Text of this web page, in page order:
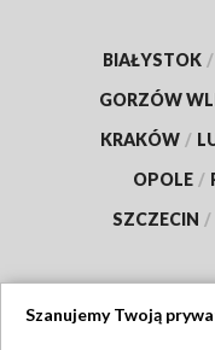
BIAŁYSTOK /
GORZÓW
KRAKÓW /
OPOLE /
SZCZECIN /
Szanujemy Twoją